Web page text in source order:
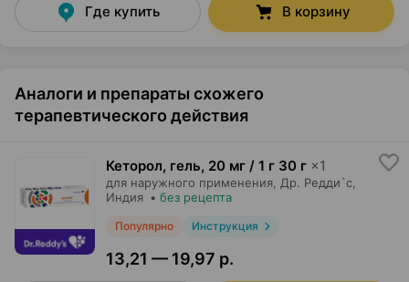
Где купить В корзину
Аналоги и препараты схожего
терапевтического действия
Кеторол, гель, 20 мг / 1 г 30 г ×1
для наружного применения, Др. Редди`с
Индия • без рецепта
Популярно Инструкция
13,21 — 19,97 р.